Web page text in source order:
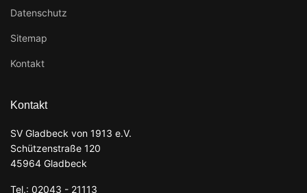
Datenschutz
Sitemap
Kontakt
Kontakt
SV Gladbeck von 1913 e.V.
Schützenstraße 120
45964 Gladbeck
Tel.: 02043 - 21113